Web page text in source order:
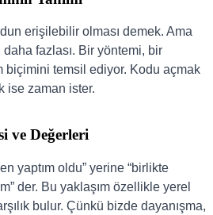
erişilebilir olması demek. Ama
fazlası. Bir yöntemi, bir
biçimini temsil ediyor. Kodu açmak
ise zaman ister.
ve Değerleri
yaptım oldu” yerine “birlikte
der. Bu yaklaşım özellikle yerel
bulur. Çünkü bizde dayanışma,